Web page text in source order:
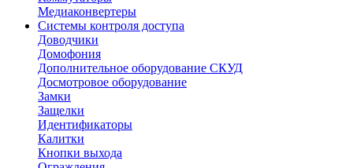
Медиаконвертеры
Системы контроля доступа
Доводчики
Домофония
Дополнительное оборудование СКУД
Досмотровое оборудование
Замки
Защелки
Идентификаторы
Калитки
Кнопки выхода